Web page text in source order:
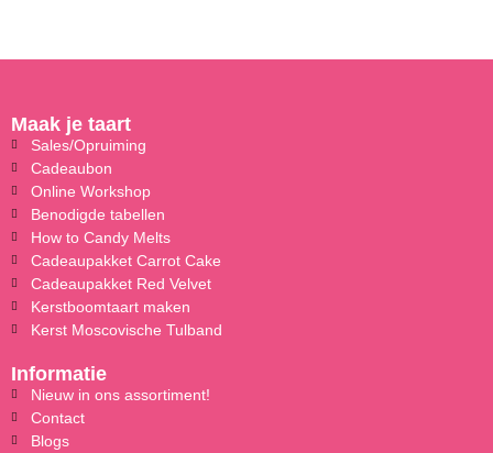
Maak je taart
Sales/Opruiming
Cadeaubon
Online Workshop
Benodigde tabellen
How to Candy Melts
Cadeaupakket Carrot Cake
Cadeaupakket Red Velvet
Kerstboomtaart maken
Kerst Moscovische Tulband
Informatie
Nieuw in ons assortiment!
Contact
Blogs